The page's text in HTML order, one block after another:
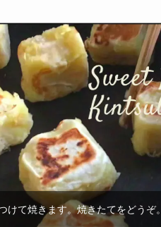
て焼きます。焼きたてをどうぞ。